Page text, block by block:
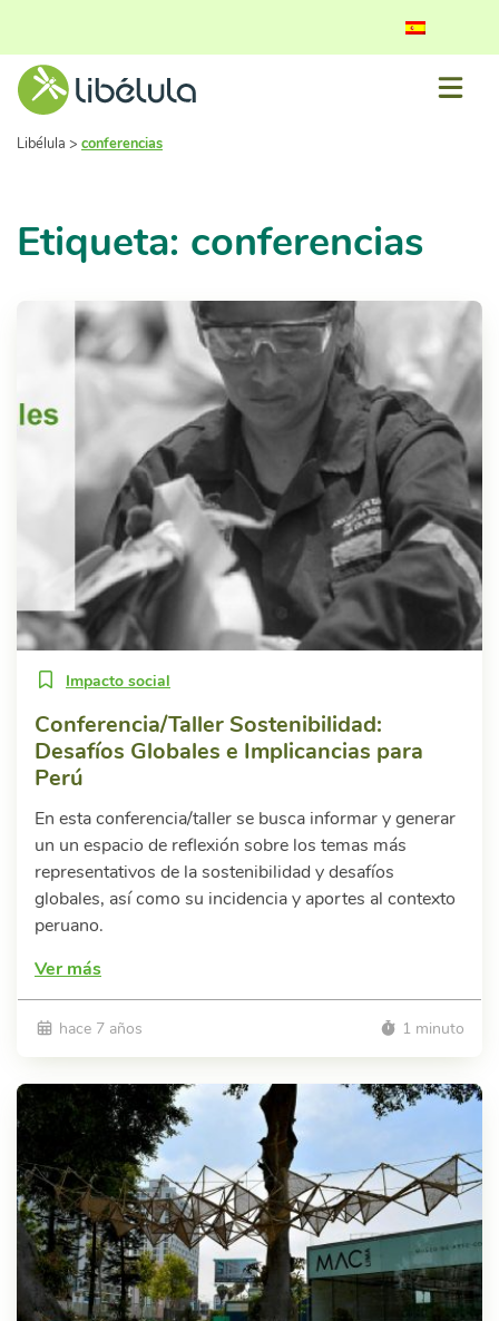
Libélula > conferencias
Etiqueta: conferencias
Impacto social
Conferencia/Taller Sostenibilidad:
Desafíos Globales e Implicancias para
Perú
En esta conferencia/taller se busca informar y generar
un un espacio de reflexión sobre los temas más
representativos de la sostenibilidad y desafíos
globales, así como su incidencia y aportes al contexto
peruano.
Ver más
hace 7 años 1 minuto